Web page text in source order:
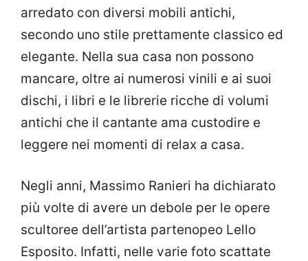
arredato con diversi mobili antichi,
secondo uno stile prettamente classico ed
elegante. Nella sua casa non possono
mancare, oltre ai numerosi vinili e ai suoi
dischi, i libri e le librerie ricche di volumi
antichi che il cantante ama custodire e
leggere nei momenti di relax a casa.
Negli anni, Massimo Ranieri ha dichiarato
più volte di avere un debole per le opere
scultoree dell’artista partenopeo Lello
Esposito. Infatti, nelle varie foto scattate